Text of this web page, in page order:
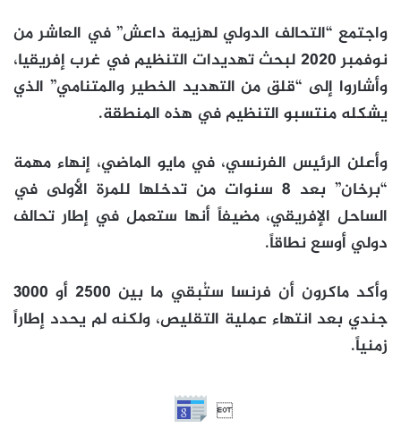
واجتمع “التحالف الدولي لهزيمة داعش” في العاشر من
نوفمبر 2020 لبحث تهديدات التنظيم في غرب إفريقيا،
وأشاروا إلى “قلق من التهديد الخطير والمتنامي” الذي
يشكله منتسبو التنظيم في هذه المنطقة.
وأعلن الرئيس الفرنسي، في مايو الماضي، إنهاء مهمة
“برخان” بعد 8 سنوات من تدخلها للمرة الأولى في
الساحل الإفريقي، مضيفاً أنها ستعمل في إطار تحالف
دولي أوسع نطاقاً.
وأكد ماكرون أن فرنسا ستُبقي ما بين 2500 أو 3000
جندي بعد انتهاء عملية التقليص، ولكنه لم يحدد إطاراً
زمنياً.
